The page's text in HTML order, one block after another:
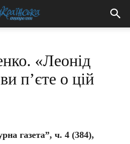
«Леонід
п’єте о цій
газета”, ч. 4 (384),